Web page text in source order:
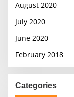
August 2020
July 2020
June 2020
February 2018
Categories